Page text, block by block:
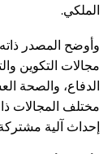
الملكي.
وأوضح المصدر
مجالات التكوين
الدفاع، والصحة
مختلف المجالات
إحداث آلية